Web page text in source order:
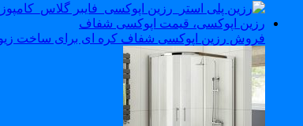
فروش رزین اپوکسی شفاف کره ای برای ساخت